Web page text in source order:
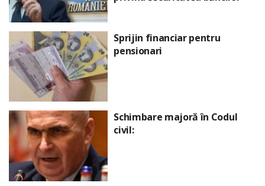
Sprijin financiar pentru
pensionari
Schimbare majoră în Codul
civil: